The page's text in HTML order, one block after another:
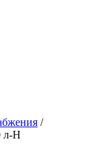
/
л-Н